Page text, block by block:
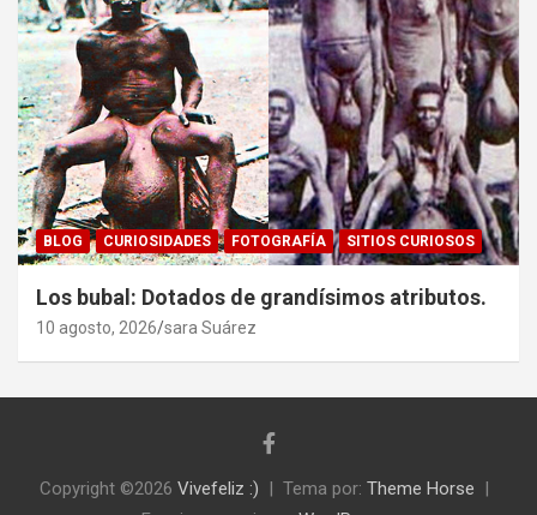
BLOG CURIOSIDADES FOTOGRAFÍA SITIOS CURIOSOS
Los bubal: Dotados de grandísimos atributos.
10 agosto, 2026 sara Suárez
Copyright ©2026 Vivefeliz :) Tema por: Theme Horse